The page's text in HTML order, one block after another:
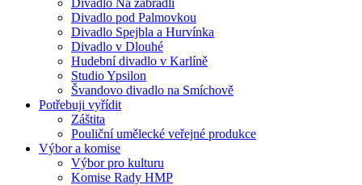
Divadlo Na zábradlí
Divadlo pod Palmovkou
Divadlo Spejbla a Hurvínka
Divadlo v Dlouhé
Hudební divadlo v Karlíně
Studio Ypsilon
Švandovo divadlo na Smíchově
Potřebuji vyřídit
Záštita
Pouliční umělecké veřejné produkce
Výbor a komise
Výbor pro kulturu
Komise Rady HMP